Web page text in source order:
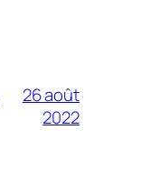
26 août
2022